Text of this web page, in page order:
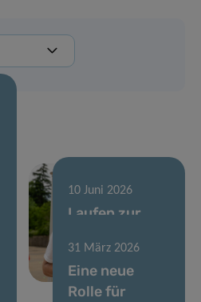
10 Juni 2026
Laufen zur
der
Krebsforschung
31 März 2026
Eine neue
Rolle für